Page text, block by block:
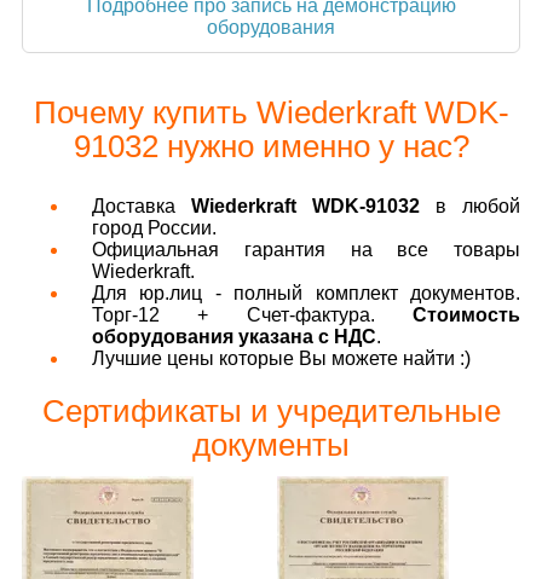
Подробнее про запись на демонстрацию
оборудования
Почему купить Wiederkraft WDK-
91032 нужно именно у нас?
Доставка Wiederkraft WDK-91032 в любой
город России.
Официальная гарантия на все товары
Wiederkraft.
Для юр.лиц - полный комплект документов.
Торг-12 + Счет-фактура. Стоимость
оборудования указана с НДС.
Лучшие цены которые Вы можете найти :)
Сертификаты и учредительные
документы